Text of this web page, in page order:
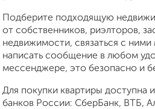
Подберите подходящую
от собственников, риэлторов,
недвижимости, связаться с
написать сообщение в любом
мессенджере, это безопасно и
Для покупки квартиры доступна
банков России: СберБанк, ВТБ,